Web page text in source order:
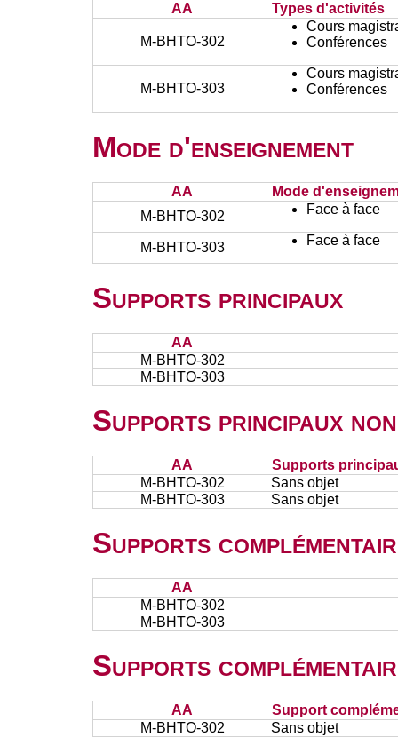
AA Types d'activités
M-BHTO-302
Cours
Conférences
M-BHTO-303
Cours
Conférences
Mode d'enseignement
AA
Mode
M-BHTO-302
Face à face
M-BHTO-303 Face à face
Supports principaux
AA
M-BHTO-302
M-BHTO-303
Supports principaux
AA
Supports
M-BHTO-302
Sans objet
M-BHTO-303
Sans objet
Supports
AA
M-BHTO-302
M-BHTO-303
Supports
AA
Support
M-BHTO-302
Sans objet